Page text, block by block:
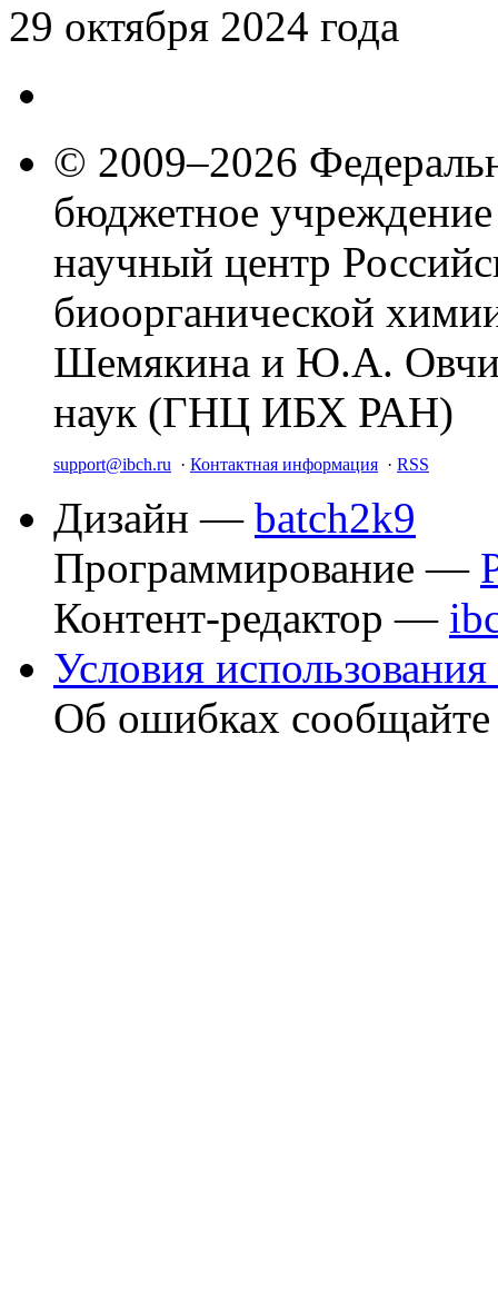
29 октября 2024 года
© 2009–2026
бюджетное
научный центр
биоорганической
Шемякина и Ю.А.
наук (ГНЦ ИБХ РАН)
support@ibch.ru · Контактная информация · RSS
Дизайн — batch2k9
Программирование —
Контент-редактор —
Условия использования
Об ошибках